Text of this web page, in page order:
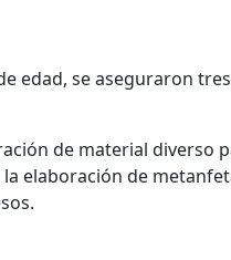
edad, se aseguraron
de material diverso
elaboración de